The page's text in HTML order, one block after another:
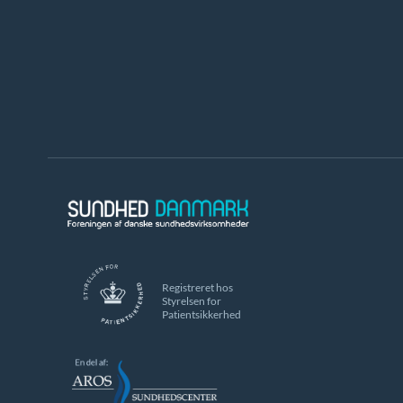
Registreret hos
Styrelsen for
Patientsikkerhed